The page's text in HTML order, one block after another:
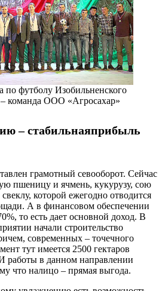
по футболу Изобильненского
– команда ООО «Агросахар»
– ​стабильнаяприбыль
грамотный сево­оборот. Сейчас
пшеницу и ячмень, кукурузу, сою
которой ежегодно отводится
А в финансовом обеспечении
то есть дает основной доход. В
начали строительство
современных – точечного
тут имеется 2500 гектаров
работы в данном направлении
что налицо – ​прямая выгода.